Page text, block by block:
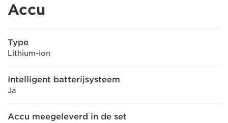
Accu
Type
Lithium-ion
Intelligent batterijsysteem
Ja
Accu meegeleverd in de set